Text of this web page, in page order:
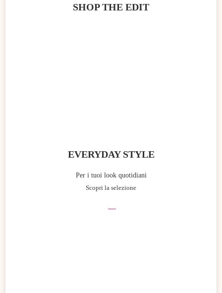
SHOP THE EDIT
EVERYDAY STYLE
Per i tuoi look quotidiani
Scopri la selezione